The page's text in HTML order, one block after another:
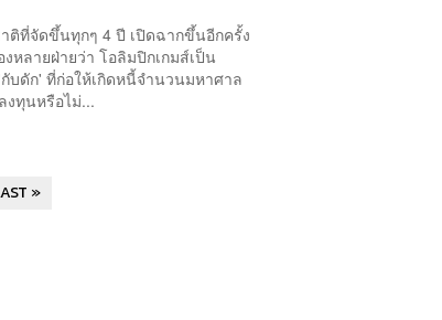
ติที่จัดขึ้นทุกๆ 4 ปี เปิดฉากขึ้นอีกครั้ง
หลายฝ่ายว่า โอลิมปิกเกมส์เป็น
บดัก' ที่ก่อให้เกิดหนี้จำนวนมหาศาล
ทุนหรือไม่...
»